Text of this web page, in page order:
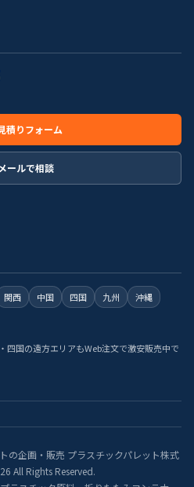
積りフォーム
ールで相談
関西 中国 四国 九州
沖縄
四国の遠方エリアもWeb注文で激安販売中で
の企画・販売 プラスチックパレット株式
All Rights Reserved.